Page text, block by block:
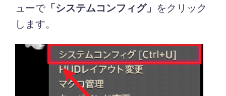
ューで「システムコンフィグ」 をクリック
します。